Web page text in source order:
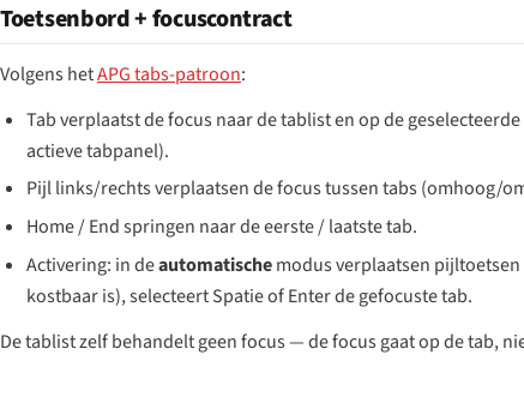
Toetsenbord + focuscontract
Volgens hetAPG tabs-patroon:
Tab verplaatst de focus naar de tablist en op de
actieve tabpanel).
Pijl links/rechts verplaatsen de focus tussen tabs (omhoog/
Home / End springen naar de eerste / laatste tab.
Activering: in deautomatischemodus verplaatsen pijltoetsen
kostbaar is), selecteert Spatie of Enter de gefocuste tab.
De tablist zelf behandelt geen focus — de focus gaat op de tab,